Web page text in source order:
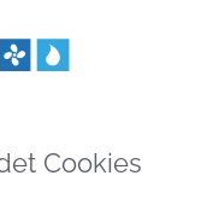
Cookies